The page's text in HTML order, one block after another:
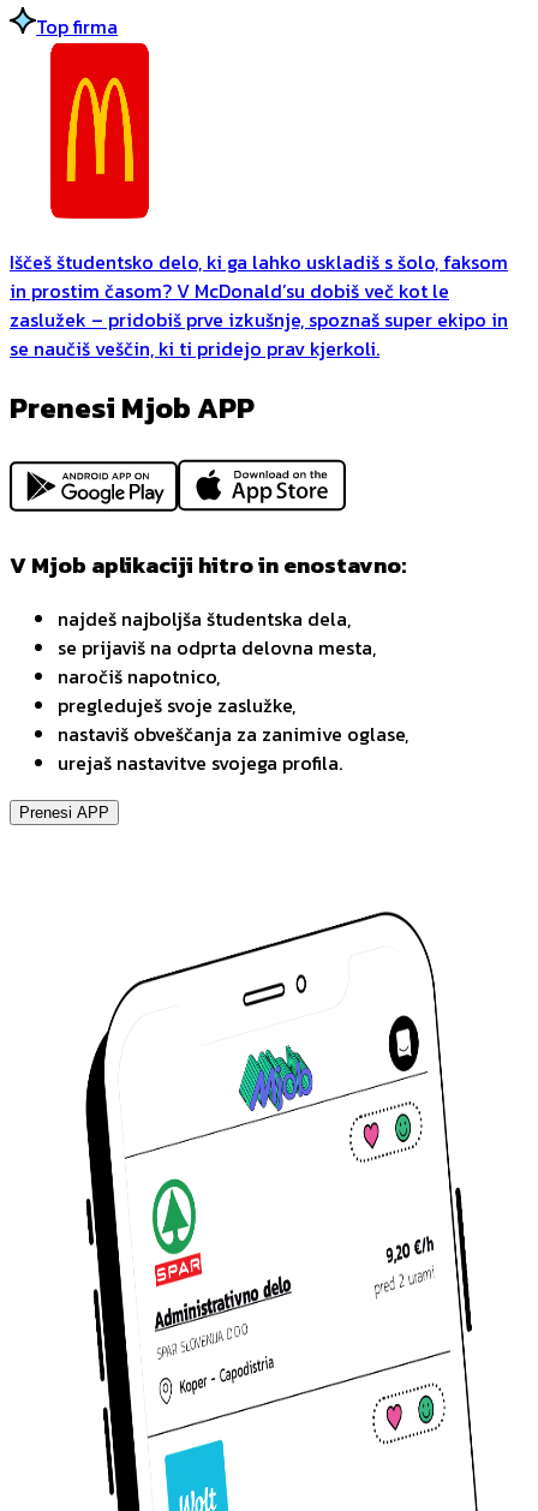
Top firma
Iščeš študentsko delo, ki ga lahko uskladiš s šolo, faksom
in prostim časom? V McDonald’su dobiš več kot le
zaslužek – pridobiš prve izkušnje, spoznaš super ekipo in
se naučiš veščin, ki ti pridejo prav kjerkoli.
Prenesi Mjob APP
V Mjob aplikaciji hitro in enostavno:
najdeš najboljša študentska dela,
se prijaviš na odprta delovna mesta,
naročiš napotnico,
pregleduješ svoje zaslužke,
nastaviš obveščanja za zanimive oglase,
urejaš nastavitve svojega profila.
Prenesi APP